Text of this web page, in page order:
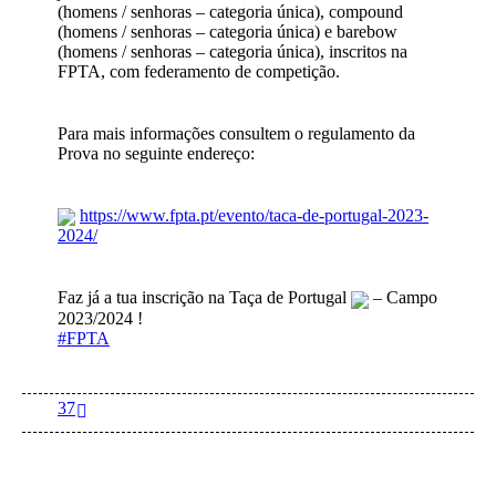
(homens / senhoras – categoria única), compound
(homens / senhoras – categoria única) e barebow
(homens / senhoras – categoria única), inscritos na
FPTA, com federamento de competição.
Para mais informações consultem o regulamento da
Prova no seguinte endereço:
https://www.fpta.pt/evento/taca-de-portugal-2023-
2024/
Faz já a tua inscrição na Taça de Portugal
– Campo
2023/2024 !
#FPTA
37